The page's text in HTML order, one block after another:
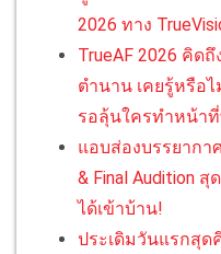
2026 ทาง
TrueAF 2026 คิด
ตำนาน เคยรู้หรือ
รอลุ้นใครทำหน้า
แอบส่องบรรยากา
& Final Audition
ได้เข้าบ้าน!
ประเดิมวันแรกสุด